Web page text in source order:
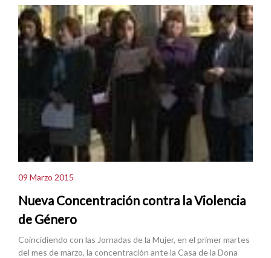
09 Marzo 2015
Nueva Concentración contra la Violencia
de Género
Coincidiendo con las Jornadas de la Mujer, en el primer martes
del mes de marzo, la concentración ante la Casa de la Dona